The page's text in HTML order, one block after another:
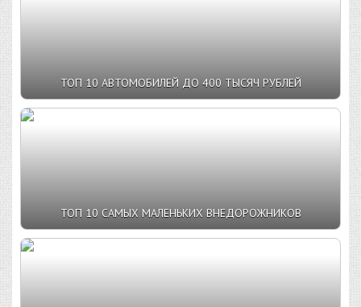
ТОП 10 АВТОМОБИЛЕЙ ДО 400 ТЫСЯЧ РУБЛЕЙ
ТОП 10 САМЫХ МАЛЕНЬКИХ ВНЕДОРОЖНИКОВ